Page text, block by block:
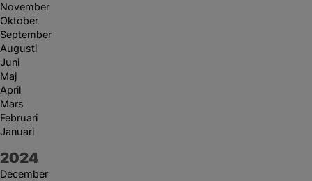
November
Oktober
September
Augusti
Juni
Maj
April
Mars
Februari
Januari
År:
2024
December